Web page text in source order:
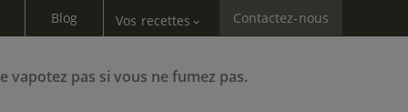
Blog Vos recettes expand_more Contactez-nous
vapotez pas si vous ne fumez pas.